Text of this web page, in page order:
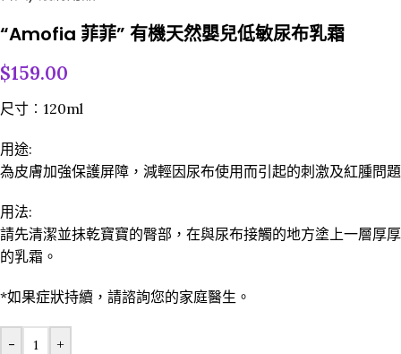
“Amofia 菲菲” 有機天然嬰兒低敏尿布乳霜
$159.00
尺寸︰120ml
用途:
為皮膚加強保護屏障，減輕因尿布使用而引起的刺激及紅腫問題
用法:
請先清潔並抺乾寶寶的臀部，在與尿布接觸的地方塗上一層厚厚
的乳霜。
*如果症狀持續，請諮詢您的家庭醫生。
- +